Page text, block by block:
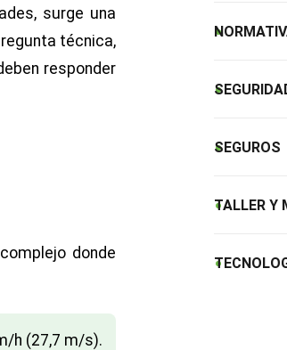
surge una
técnica,
responder
donde
h (27,7 m/s).
SEGUROS
TALLER Y